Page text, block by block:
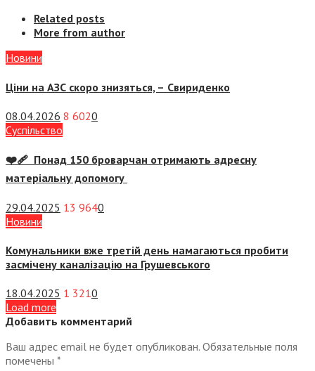
Related posts
More from author
Новини
Ціни на АЗС скоро знизяться, – Свириденко
08.04.2026 8 6020
Суспiльство
❤️‍🩹 Понад 150 броварчан отримають адресну
матеріальну допомогу
29.04.2025 13 9640
Новини
Комунальники вже третій день намагаються пробити
засмічену каналізацію на Грушевського
18.04.2025 1 3210
Load more
Добавить комментарий
Ваш адрес email не будет опубликован. Обязательные поля
помечены *